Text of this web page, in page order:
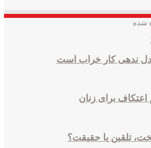
شده
ندهی کار خراب است
برای زنان
تلقین یا حقیقت؟